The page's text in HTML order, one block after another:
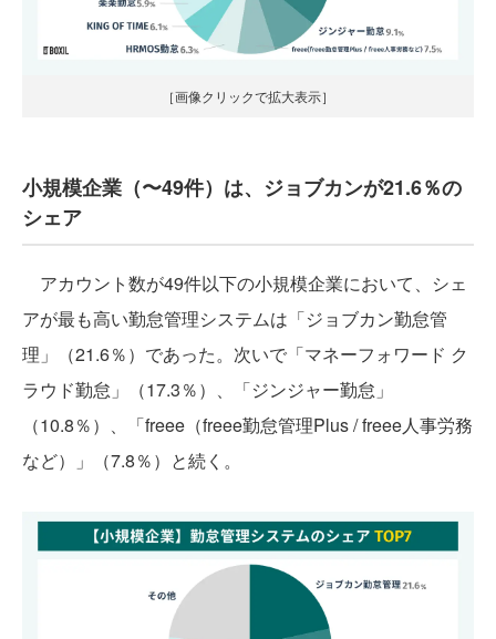
［画像クリックで拡大表示］
小規模企業（〜49件）は、ジョブカンが21.6％の
シェア
アカウント数が49件以下の小規模企業において、シェ
アが最も高い勤怠管理システムは「ジョブカン勤怠管
理」（21.6％）であった。次いで「マネーフォワード ク
ラウド勤怠」（17.3％）、「ジンジャー勤怠」
（10.8％）、「freee（freee勤怠管理Plus / freee人事労務
など）」（7.8％）と続く。